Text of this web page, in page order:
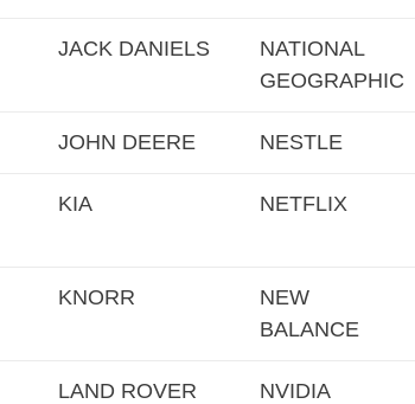
JACK DANIELS
NATIONAL
GEOGRAPHIC
JOHN DEERE NESTLE
KIA NETFLIX
KNORR
NEW
BALANCE
LAND ROVER NVIDIA